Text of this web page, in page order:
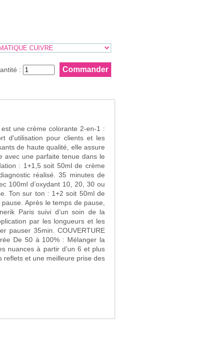
:
une crème colorante 2-en-1 :
d'utilisation pour clients et les
avec une parfaite tenue dans le
réalisé. 35 minutes de
pause,
Paris suivi d’un soin de la
COUVERTURE
nuances à partir d’un 6 et plus
reflets et une meilleure prise des